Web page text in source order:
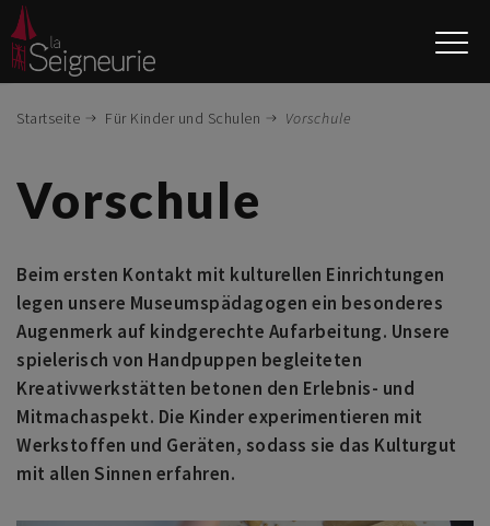
Startseite Für Kinder und Schulen Vorschule
Vorschule
Beim ersten Kontakt mit kulturellen Einrichtungen
legen unsere Museumspädagogen ein besonderes
Augenmerk auf kindgerechte Aufarbeitung. Unsere
spielerisch von Handpuppen begleiteten
Kreativwerkstätten betonen den Erlebnis- und
Mitmachaspekt. Die Kinder experimentieren mit
Werkstoffen und Geräten, sodass sie das Kulturgut
mit allen Sinnen erfahren.